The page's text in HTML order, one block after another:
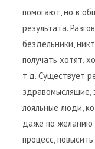
помогают, но в
результата.
бездельники,
получать хотят,
т.д. Существует
здравомыслящие,
лояльные люди,
даже по желанию
процесс,